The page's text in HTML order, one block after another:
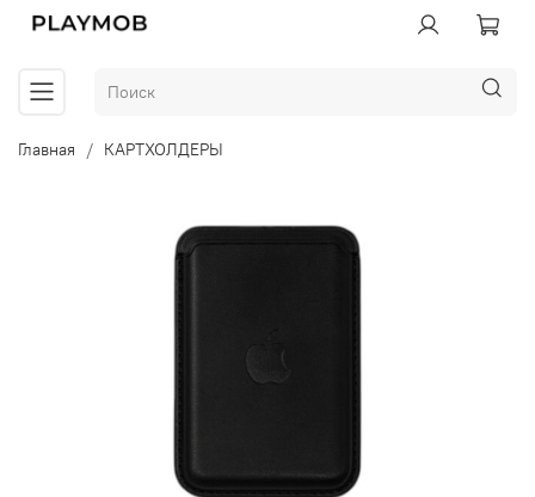
Главная КАРТХОЛДЕРЫ